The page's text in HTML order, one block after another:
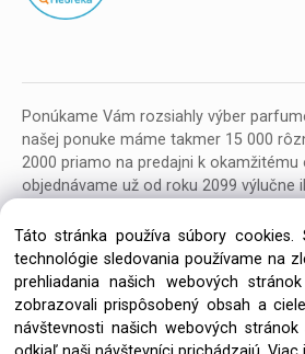
Ponúkame Vám rozsiahly výber
našej ponuke máme takmer 15 000
2000 priamo na predajni k okamžitému
objednávame už od roku 2099 výlučne
Copyright © 2026 Parfumeria
Táto stránka používa súbory cookies.
technológie sledovania používame na
prehliadania našich webových
zobrazovali prispôsobený obsah a
návštevnosti našich webových